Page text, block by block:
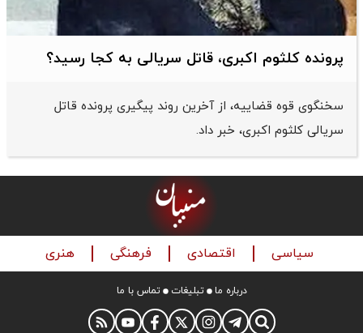
پرونده کلثوم اکبری، قاتل سریالی به کجا رسید؟
سخنگوی قوه قضاییه، از آخرین روند پیگیری پرونده قاتل
سریالی کلثوم اکبری، خبر داد.
سیاسی اقتصادی فرهنگی هنری
درباره ما تبلیغات تماس با ما